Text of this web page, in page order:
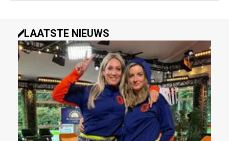
LAATSTE NIEUWS